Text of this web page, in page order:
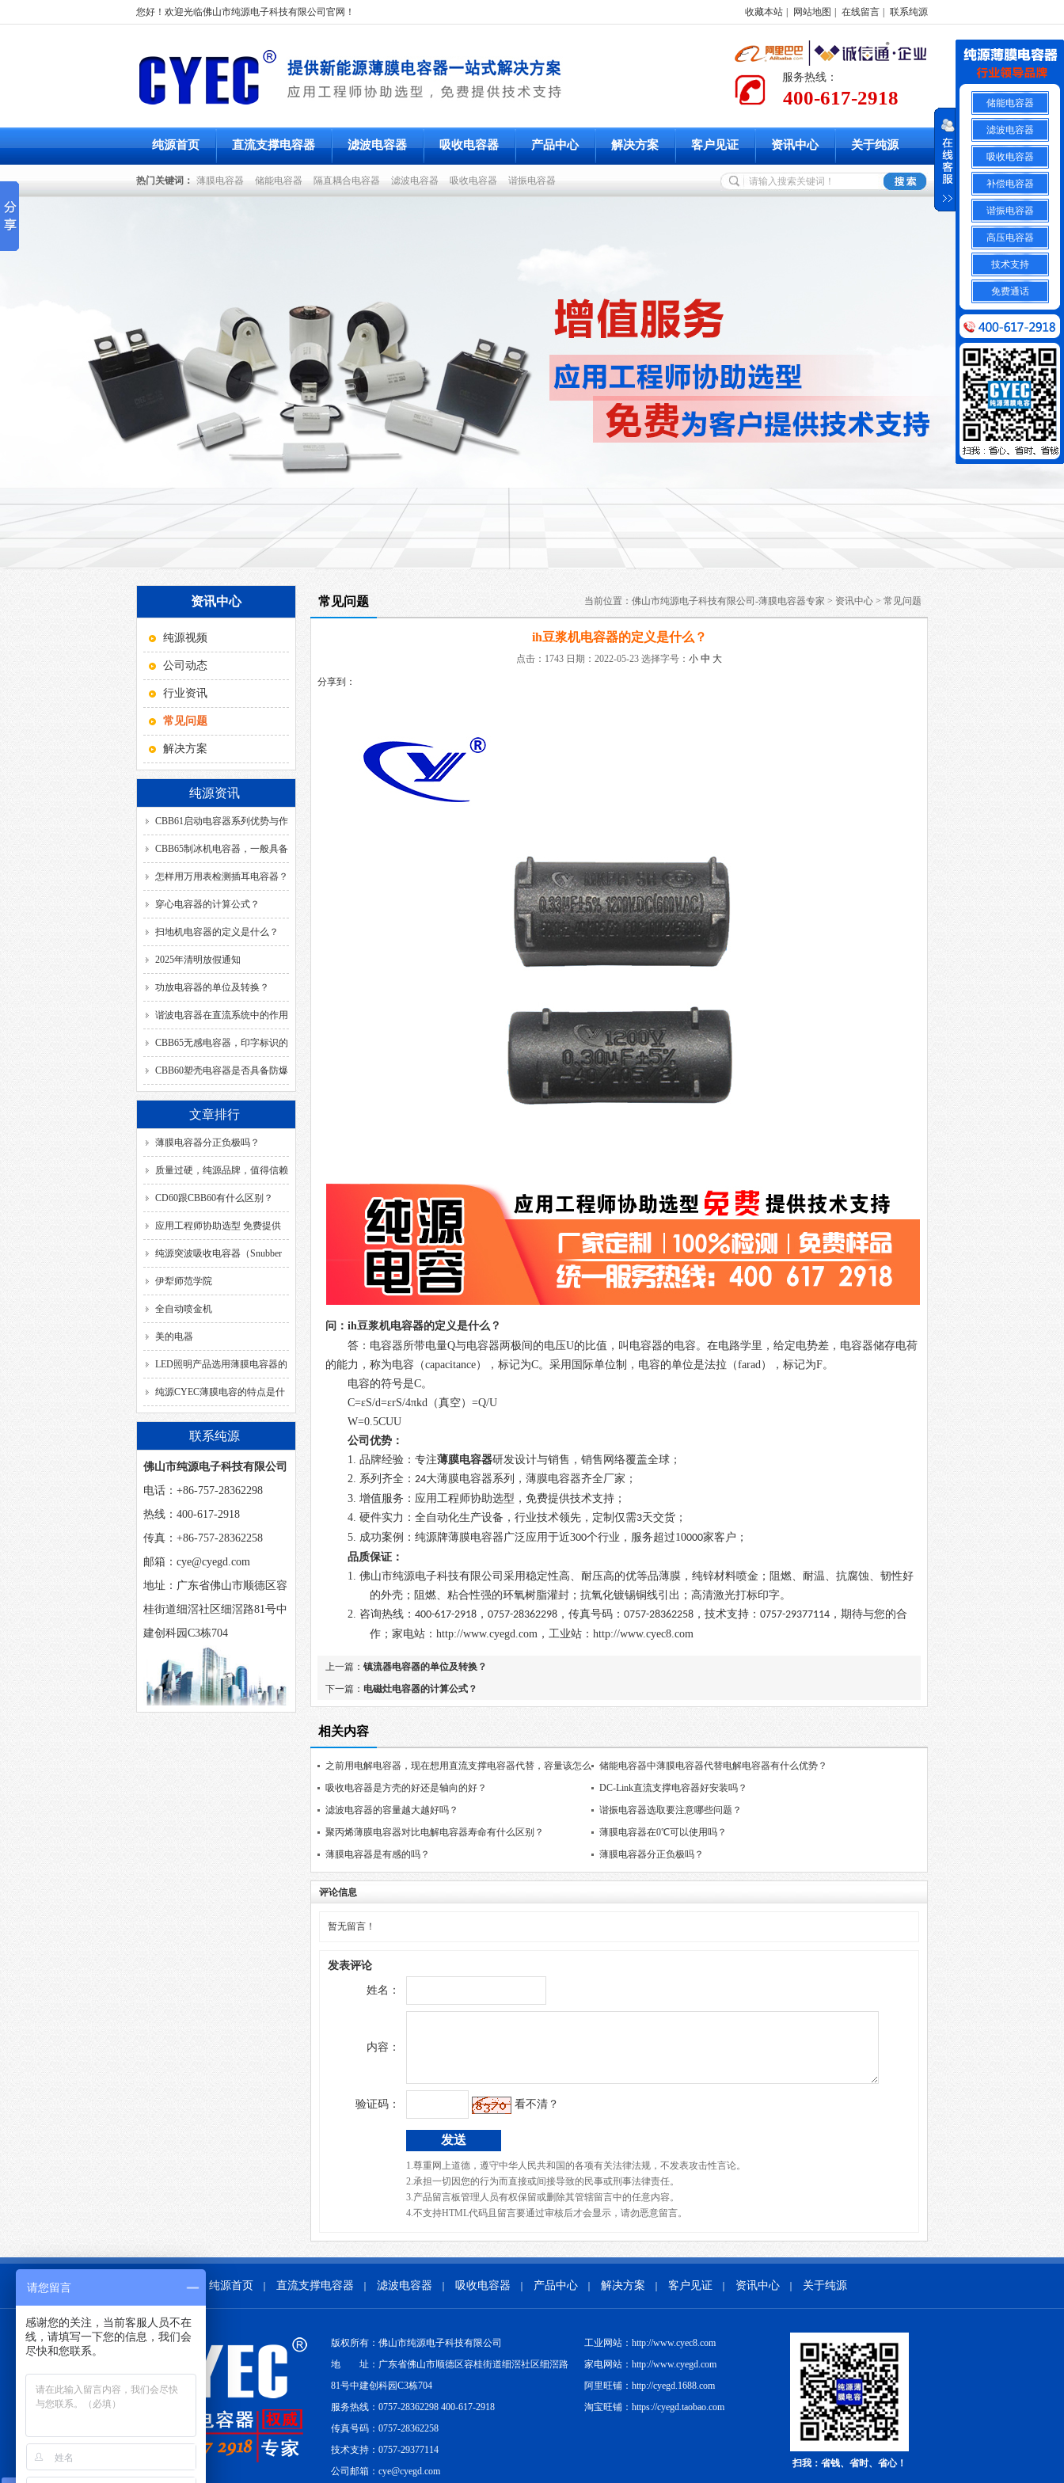
您好！欢迎光临佛山市纯源电子科技有限公司官网！ 收藏本站 网站地图 在线留言 联系纯源
服务热线：
400-617-2918
纯源首页 直流支撑电容器 滤波电容器 吸收电容器 产品中心 解决方案 客户见证 资讯中心 关于纯源
热门关键词： 薄膜电容器 储能电容器 隔直耦合电容器 滤波电容器 吸收电容器 谐振电容器
资讯中心
纯源视频
公司动态
行业资讯
常见问题
解决方案
纯源资讯
CBB61启动电容器系列优势与作
用！
CBB65制冰机电容器，一般具备
哪几种引出方式？
怎样用万用表检测插耳电容器？
穿心电容器的计算公式？
扫地机电容器的定义是什么？
2025年清明放假通知
功放电容器的单位及转换？
谐波电容器在直流系统中的作用
是什么？
CBB65无感电容器，印字标识的
SH、DB、C、40/85/21、
CBB60塑壳电容器是否具备防爆
功能？
文章排行
薄膜电容器分正负极吗？
质量过硬，纯源品牌，值得信赖
CD60跟CBB60有什么区别？
应用工程师协助选型 免费提供
解决方案
纯源突波吸收电容器（Snubber
Capacitor）
伊犁师范学院
全自动喷金机
美的电器
LED照明产品选用薄膜电容器的
要求
纯源CYEC薄膜电容的特点是什
么？
联系纯源
佛山市纯源电子科技有限公司
电话：+86-757-28362298
热线：400-617-2918
传真：+86-757-28362258
邮箱：cye@cyegd.com
地址：广东省佛山市顺德区容
桂街道细滘社区细滘路81号中
建创科园C3栋704
常见问题 当前位置： 佛山市纯源电子科技有限公司-薄膜电容器专家 > 资讯中心 > 常见问题
ih豆浆机电容器的定义是什么？
点击：1743 日期：2022-05-23 选择字号： 小 中 大
分享到：
问： ih豆浆机电容器的定义是什么？
答： 电容器所带电量Q与电容器两极间的电压U的比值，叫电容器的电容。在电路学里，给定电势差，电容器储存电荷
的能力，称为电容（capacitance），标记为C。采用国际单位制，电容的单位是法拉（farad），标记为F。
电容的符号是C。
C=εS/d=εrS/4πkd （真空） =Q/U
W=0.5CUU
公司优势：
1.品牌经验：专注薄膜电容器研发设计与销售，销售网络覆盖全球；
2. 系列齐全：24大薄膜电容器系列，薄膜电容器齐全厂家；
3.增值服务：应用工程师协助选型，免费提供技术支持；
4.硬件实力：全自动化生产设备，行业技术领先，定制仅需3天交货；
5. 成功案例：纯源牌薄膜电容器广泛应用于近300个行业，服务超过10000家客户；
品质保证：
1. 佛山市纯源电子科技有限公司采用稳定性高、耐压高的优等品薄膜，纯锌材料喷金；阻燃、耐温、抗腐蚀、韧性好
的外壳；阻燃、粘合性强的环氧树脂灌封 ；抗氧化镀锡铜线引出； 高清激光打标印字。
2. 咨询热线： 400-617-2918 ， 0757-28362298 ，传真号码： 0757-28362258 ，技术支持： 0757-29377114 ，期待与您的合
作； 家电站： http://www.cyegd.com ，工业站： http://www.cyec8.com
上一篇： 镇流器电容器的单位及转换？
下一篇： 电磁灶电容器的计算公式？
相关内容
之前用电解电容器，现在想用直流支撑电容器代替，容量该怎么
选择？
储能电容器中薄膜电容器代替电解电容器有什么优势？
吸收电容器是方壳的好还是轴向的好？
DC-Link直流支撑电容器好安装吗？
滤波电容器的容量越大越好吗？
谐振电容器选取要注意哪些问题？
聚丙烯薄膜电容器对比电解电容器寿命有什么区别？
薄膜电容器在0℃可以使用吗？
薄膜电容器是有感的吗？
薄膜电容器分正负极吗？
评论信息
暂无留言！
发表评论
姓名：
内容：
验证码： 看不清？
1.尊重网上道德，遵守中华人民共和国的各项有关法律法规，不发表攻击性言论。
2.承担一切因您的行为而直接或间接导致的民事或刑事法律责任。
3.产品留言板管理人员有权保留或删除其管辖留言中的任意内容。
4.不支持HTML代码且留言要通过审核后才会显示，请勿恶意留言。
纯源首页 直流支撑电容器 滤波电容器 吸收电容器 产品中心 解决方案 客户见证 资讯中心 关于纯源
版权所有：佛山市纯源电子科技有限公司
地 址：广东省佛山市顺德区容桂街道细滘社区细滘路
81号中建创科园C3栋704
服务热线：0757-28362298 400-617-2918
传真号码：0757-28362258
技术支持：0757-29377114
公司邮箱：cye@cyegd.com
工业网站：http://www.cyec8.com
家电网站：http://www.cyegd.com
阿里旺铺：http://cyegd.1688.com
淘宝旺铺：https://cyegd.taobao.com
扫我：省钱、省时、省心！
储能电容器
滤波电容器
吸收电容器
补偿电容器
谐振电容器
高压电容器
技术支持
免费通话
请您留言
感谢您的关注，当前客服人员不在
线，请填写一下您的信息，我们会
尽快和您联系。